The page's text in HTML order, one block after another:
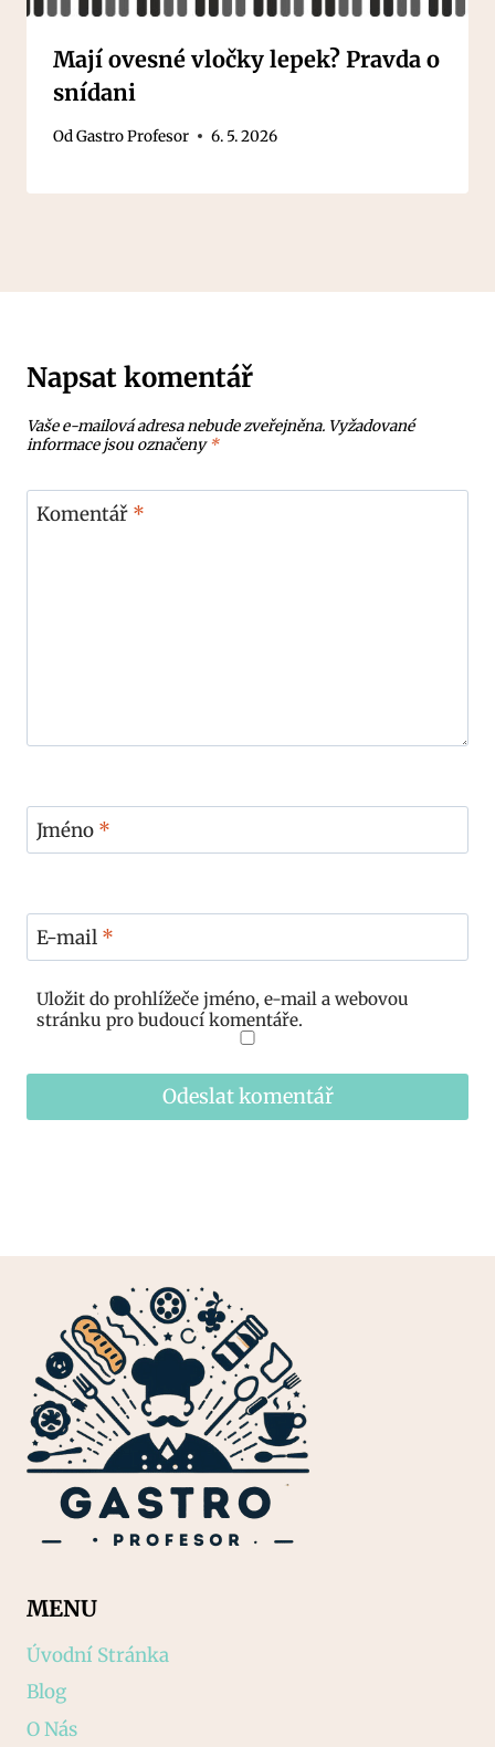
Mají ovesné vločky lepek? Pravda o
snídani
OdGastro Profesor 6. 5. 2026
Napsat komentář
Vaše e-mailová adresa nebude zveřejněna. Vyžadované
informace jsou označeny*
Komentář *
Jméno *
E-mail *
Uložit do prohlížeče jméno, e-mail a webovou
stránku pro budoucí komentáře.
MENU
Úvodní Stránka
Blog
O Nás